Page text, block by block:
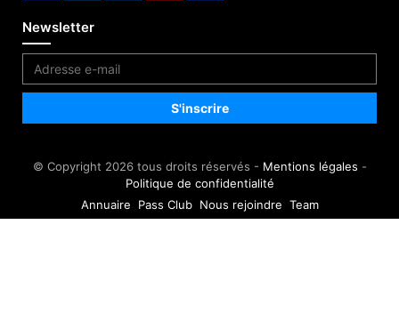
Newsletter
© Copyright 2026 tous droits réservés - Mentions légales -
Politique de confidentialité
Annuaire
Pass Club Nous rejoindre Team